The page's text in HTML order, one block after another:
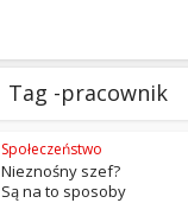
Tag -pracownik
Społeczeństwo
Nieznośny szef?
Są na to sposoby